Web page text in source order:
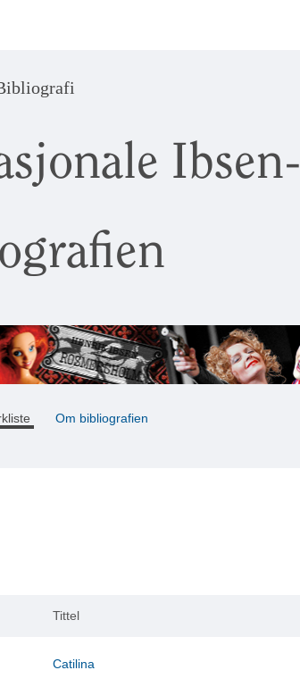
Ibsen-
Om bibliografien
Tittel
Catilina